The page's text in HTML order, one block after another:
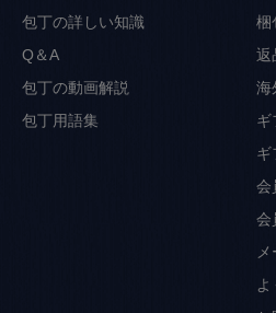
包丁の詳しい知識
Q＆A
包丁の動画解説
包丁用語集
梱
返
海
ギ
ギ
会
会
よ